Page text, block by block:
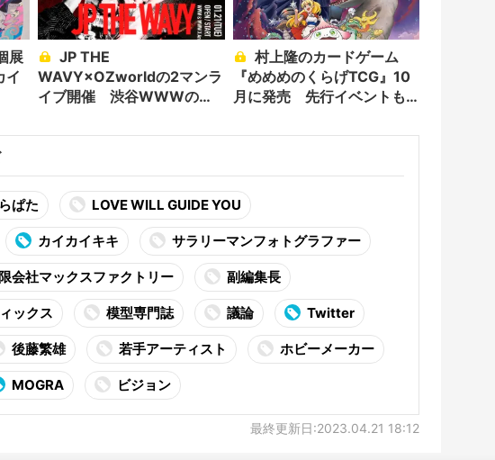
イ
JP THE
WAVY×OZworldの2マンラ
イブ開催 渋谷WWWのア
『めめめのくらげTCG』10
月に発売 先行イベントも
ぱた LOVE WILL GUIDE YOU
カイカイキキ サラリーマンフォトグラファー
会社マックスファクトリー 副編集長
ックス 模型専門誌 議論 Twitter
後藤繁雄 若手アーティスト ホビーメーカー
MOGRA ビジョン
最終更新日:2023.04.21 18:12